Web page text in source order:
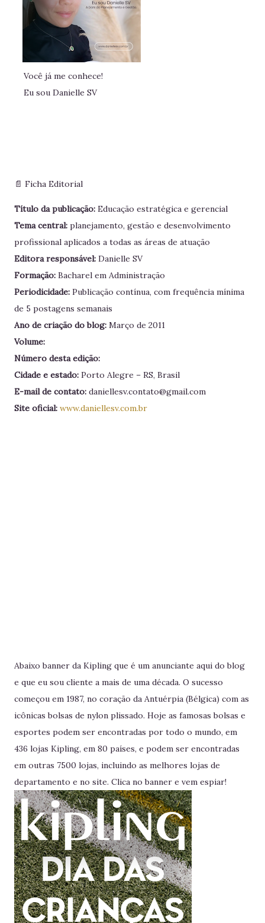
Você já me conhece!
Eu sou Danielle SV
📄 Ficha Editorial
Título da publicação: Educação estratégica e gerencial
Tema central: planejamento, gestão e desenvolvimento
profissional aplicados a todas as áreas de atuação
Editora responsável: Danielle SV
Formação: Bacharel em Administração
Periodicidade: Publicação contínua, com frequência mínima
de 5 postagens semanais
Ano de criação do blog: Março de 2011
Volume:
Número desta edição:
Cidade e estado: Porto Alegre – RS, Brasil
E-mail de contato: daniellesv.contato@gmail.com
Site oficial: www.daniellesv.com.br
Abaixo banner da Kipling que é um anunciante aqui do blog
e que eu sou cliente a mais de uma década. O sucesso
começou em 1987, no coração da Antuérpia (Bélgica) com as
icônicas bolsas de nylon plissado. Hoje as famosas bolsas e
esportes podem ser encontradas por todo o mundo, em
436 lojas Kipling, em 80 países, e podem ser encontradas
em outras 7500 lojas, incluindo as melhores lojas de
departamento e no site. Clica no banner e vem espiar!